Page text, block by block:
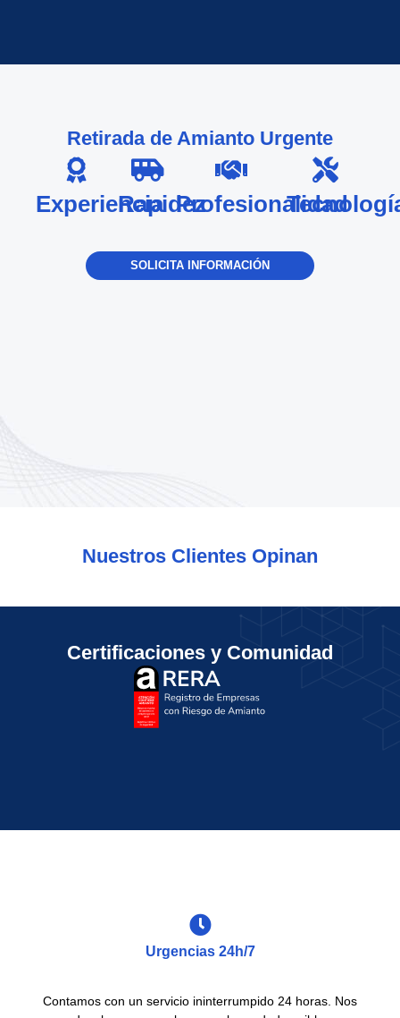
Retirada de Amianto Urgente
ExperienciaRapidezProfesionalidad
SOLICITA INFORMACIÓN
Nuestros Clientes Opinan
Certificaciones y Comunidad
Urgencias 24h/7
Contamos con un servicio ininterrumpido 24 horas. Nos